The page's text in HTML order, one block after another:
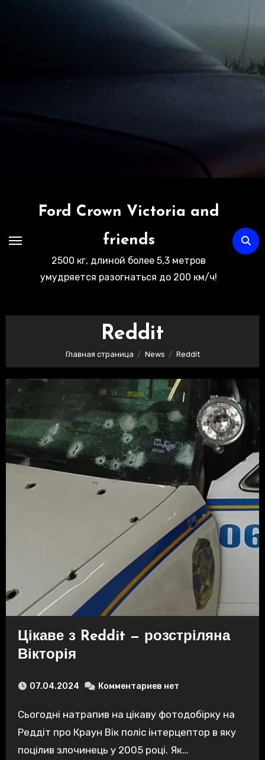
Ford Crown Victoria and
friends
2500 кг, длиной более 5,3 метров
умудряется разогнаться до 200 км/ч!
Reddit
Главная страница News Reddit
Цікаве з Reddit — розстріляна
Вікторія
07.04.2024 Комментариев нет
Сьогодні натрапив на цікаву фотодобірку на
Реддіт про Краун Вік поліс інтерцептор в яку
поцілив злочинець у 2005 році. Як…